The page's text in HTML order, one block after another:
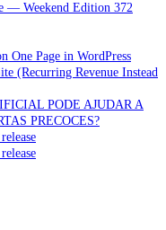
— Weekend Edition 372
One Page in WordPress
(Recurring Revenue Instead
PODE AJUDAR A
PRECOCES?